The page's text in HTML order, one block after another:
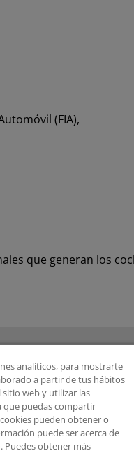
(FIA),
que generan los
analíticos, para mostrarte
a partir de tus hábitos
web y utilizar las
que puedas compartir
pueden obtener o
puede ser acerca de
Puedes obtener más